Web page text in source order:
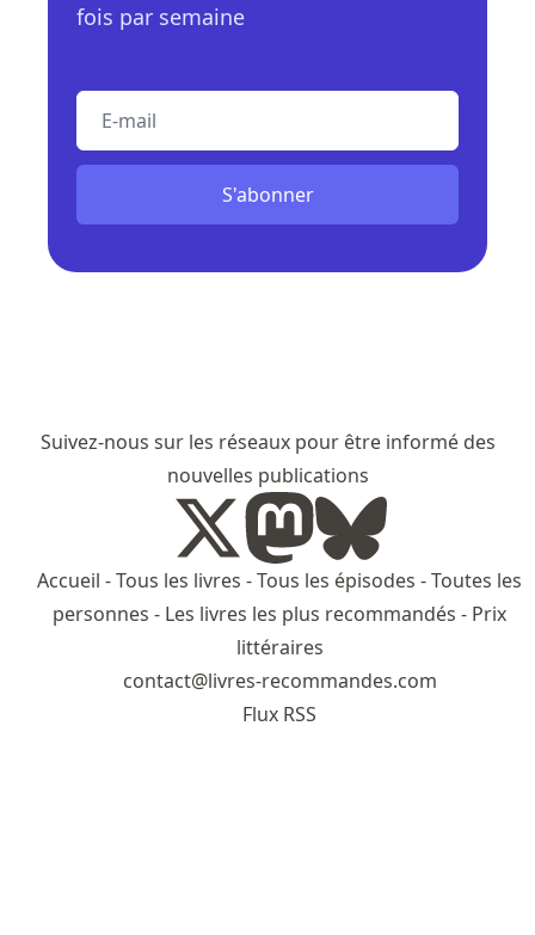
fois par semaine
S'abonner
Suivez-nous sur les réseaux pour être informé des
nouvelles publications
Accueil -Tous les livres -Tous les épisodes -Toutes les
personnes - Les livres les plus recommandés - Prix
littéraires
contact@livres-recommandes.com
Flux RSS